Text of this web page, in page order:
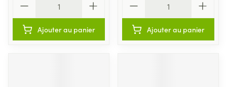
Ajouter au panier Ajouter au panier